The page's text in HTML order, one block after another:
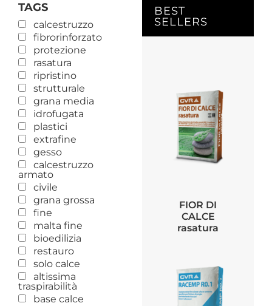
TAGS
calcestruzzo
fibrorinforzato
protezione
rasatura
ripristino
strutturale
grana media
idrofugata
plastici
extrafine
gesso
calcestruzzo
armato
civile
grana grossa
fine
malta fine
bioedilizia
restauro
solo calce
altissima
traspirabilità
base calce
BEST
SELLERS
FIOR DI
CALCE
rasatura